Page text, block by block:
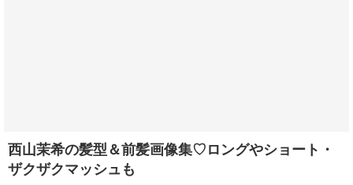
西山茉希の髪型＆前髪画像集♡ロングやショート・
ザクザクマッシュも